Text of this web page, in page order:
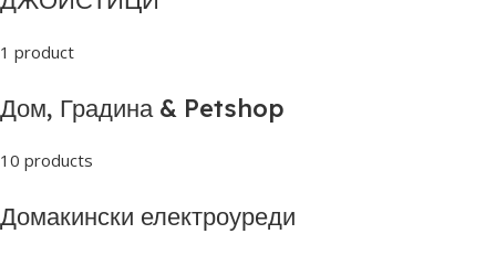
1 product
Дом, Градина & Petshop
10 products
Домакински електроуреди